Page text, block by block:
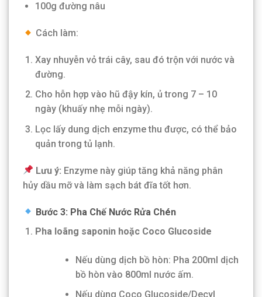
100g đường nâu
Cách làm:
Xay nhuyễn vỏ trái cây, sau đó trộn với nước và
đường.
Cho hỗn hợp vào hũ đậy kín, ủ trong 7 – 10
ngày (khuấy nhẹ mỗi ngày).
Lọc lấy dung dịch enzyme thu được, có thể bảo
quản trong tủ lạnh.
Lưu ý: Enzyme này giúp tăng khả năng phân
hủy dầu mỡ và làm sạch bát đĩa tốt hơn.
Bước 3: Pha Chế Nước Rửa Chén
Pha loãng saponin hoặc Coco Glucoside
Nếu dùng dịch bồ hòn: Pha 200ml dịch
bồ hòn vào 800ml nước ấm.
Nếu dùng Coco Glucoside/Decyl